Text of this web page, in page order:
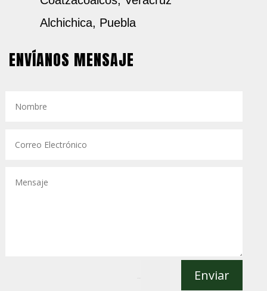
Alchichica, Puebla
ENVÍANOS MENSAJE
Enviar